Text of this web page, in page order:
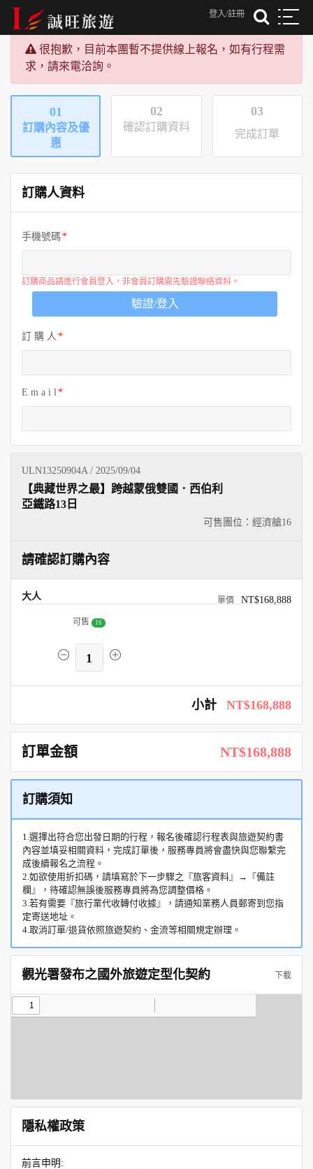
登入/註冊
很抱歉，目前本團暫不提供線上報名，如有行程需
求，請來電洽詢。
01
訂購內容及優
惠
02
確認訂購資料
03
完成訂單
訂購人資料
手機號碼
訂購商品請進行會員登入，非會員訂購需先驗證聯絡資料。
驗證/登入
訂 購 人
E m a i l
ULN13250904A / 2025/09/04
可售團位：經濟艙16
【典藏世界之最】跨越蒙俄雙國．西伯利
亞鐵路13日
請確認訂購內容
大人 NT$168,888
可售 16
1
小計 NT$168,888
訂單金額 NT$168,888
訂購須知
1.選擇出符合您出發日期的行程，報名後確認行程表與旅遊契約書
內容並填妥相關資料，完成訂單後，服務專員將會盡快與您聯繫完
成後續報名之流程。
2.如欲使用折扣碼，請填寫於下一步驟之『旅客資料』→『備註
欄』，待確認無誤後服務專員將為您調整價格。
3.若有需要『旅行業代收轉付收據』，請通知業務人員郵寄到您指
定寄送地址。
4.取消訂單/退貨依照旅遊契約、金流等相關規定辦理。
觀光署發布之國外旅遊定型化契約 下載
隱私權政策
前言申明: